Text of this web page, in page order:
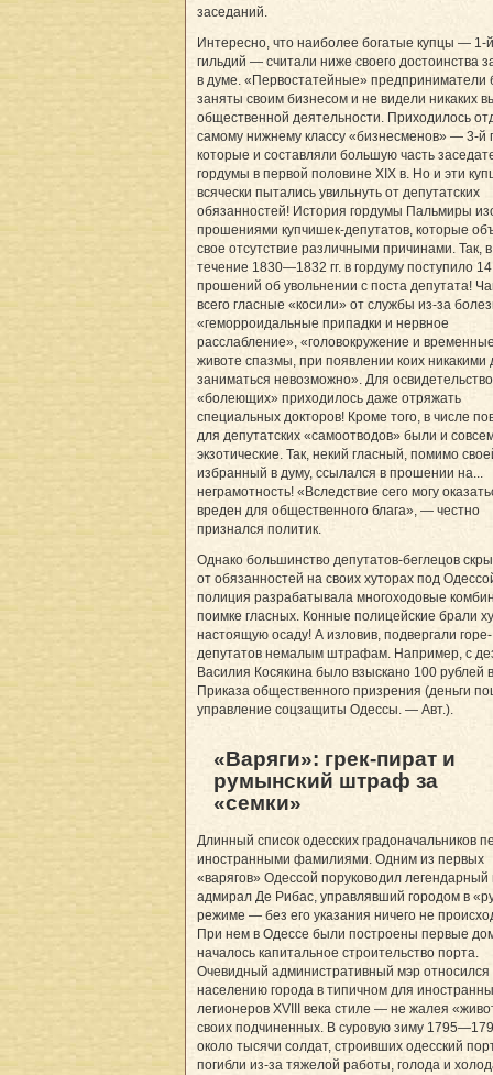
заседаний.
Интересно, что наиболее богатые купцы — 1-
гильдий — считали ниже своего достоинства
в думе. «Первостатейные» предприниматели
заняты своим бизнесом и не видели никаких
общественной деятельности. Приходилось
самому нижнему классу «бизнесменов» — 3-й
которые и составляли большую часть
гордумы в первой половине XIX в. Но и эти
всячески пытались увильнуть от депутатских
обязанностей! История гордумы Пальмиры
прошениями купчишек-депутатов, которые
свое отсутствие различными причинами. Так, в
течение 1830—1832 гг. в гордуму поступило 14
прошений об увольнении с поста депутата!
всего гласные «косили» от службы из-за
«геморроидальные припадки и нервное
расслабление», «головокружение и
животе спазмы, при появлении коих никакими
заниматься невозможно». Для
«болеющих» приходилось даже отряжать
специальных докторов! Кроме того, в числе
для депутатских «самоотводов» были и
экзотические. Так, некий гласный, помимо
избранный в думу, ссылался в прошении на...
неграмотность! «Вследствие сего могу
вреден для общественного блага», — честно
признался политик.
Однако большинство депутатов-беглецов
от обязанностей на своих хуторах под
полиция разрабатывала многоходовые
поимке гласных. Конные полицейские брали
настоящую осаду! А изловив, подвергали горе-
депутатов немалым штрафам. Например, с
Василия Косякина было взыскано 100 рублей
Приказа общественного призрения (деньги
управление соцзащиты Одессы. — Авт.).
«Варяги»: грек-пират и
румынский штраф за
«семки»
Длинный список одесских градоначальников
иностранными фамилиями. Одним из первых
«варягов» Одессой поруководил легендарный
адмирал Де Рибас, управлявший городом в
режиме — без его указания ничего не
При нем в Одессе были построены первые
началось капитальное строительство порта.
Очевидный административный мэр относился
населению города в типичном для
легионеров XVIII века стиле — не жалея
своих подчиненных. В суровую зиму
около тысячи солдат, строивших одесский
погибли из-за тяжелой работы, голода и